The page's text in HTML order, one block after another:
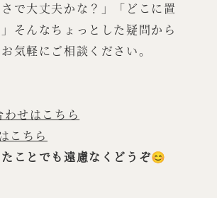
さで大丈夫かな？」「どこに置
そんなちょっとした疑問から
気軽にご相談ください。
わせはこちら
こちら
ことでも遠慮なくどうぞ😊